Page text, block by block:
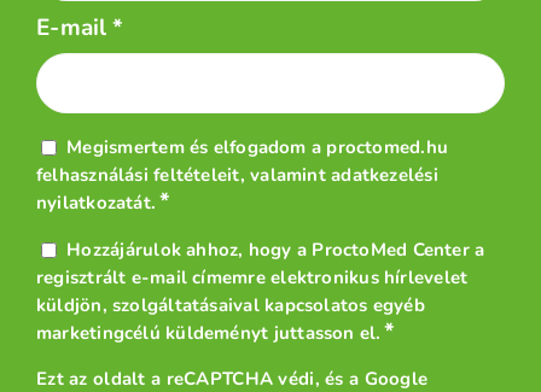
E-mail *
Adatvédelem
*
Megismertem és elfogadom a proctomed.hu
felhasználási feltételeit, valamintadatkezelési
nyilatkozatát. *
Hírlevél
*
Hozzájárulok ahhoz, hogy a ProctoMed Center a
regisztrált e-mail címemre elektronikus hírlevelet
küldjön, szolgáltatásaival kapcsolatos egyéb
marketingcélú küldeményt juttasson el. *
Ezt az oldalt a reCAPTCHA védi, és a Google